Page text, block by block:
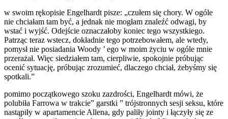
w swoim rękopisie Engelhardt pisze: „czułem się chory. W ogóle
nie chciałam tam być, a jednak nie mogłam znaleźć odwagi, by
wstać i wyjść. Odejście oznaczałoby koniec tego wszystkiego.
Patrząc teraz wstecz, dokładnie tego potrzebowałem, ale wtedy,
pomysł nie posiadania Woody ’ ego w moim życiu w ogóle mnie
przerażał. Więc siedziałem tam, cierpliwie, spokojnie próbując
ocenić sytuację, próbując zrozumieć, dlaczego chciał, żebyśmy się
spotkali.”
pomimo początkowego szoku zazdrości, Engelhardt mówi, że
polubiła Farrowa w trakcie” garstki ” trójstronnych sesji seksu, które
nastąpiły w apartamencie Allena, gdy paliły jointy i łączyły się ze